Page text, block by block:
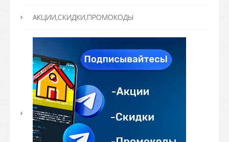
АКЦИИ,СКИДКИ,ПРОМОКОДЫ